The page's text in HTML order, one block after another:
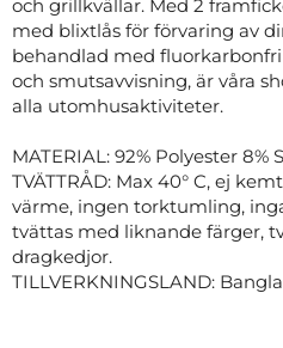
och grillkvällar. Med 2
med blixtlås för förvaring av
behandlad med
och smutsavvisning, är våra
alla utomhusaktiviteter.
MATERIAL: 92% Polyester 8%
TVÄTTRÅD: Max 40° C, ej
värme, ingen torktumling,
tvättas med liknande färger,
dragkedjor.
TILLVERKNINGSLAND: